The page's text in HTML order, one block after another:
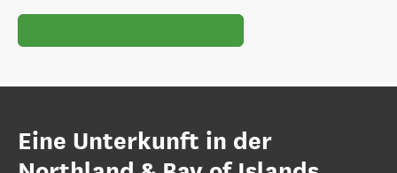
Eine Unterkunft in der